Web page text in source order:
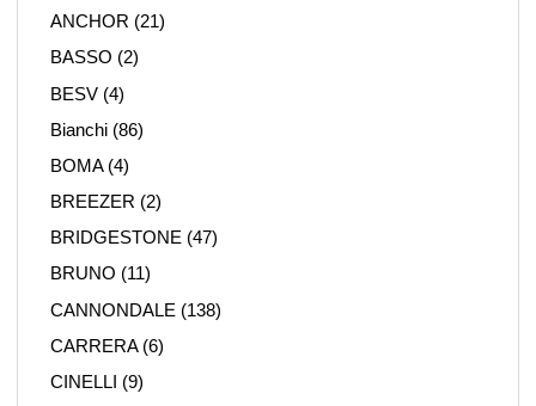
ANCHOR (21)
BASSO (2)
BESV (4)
Bianchi (86)
BOMA(4)
BREEZER (2)
BRIDGESTONE (47)
BRUNO (11)
CANNONDALE (138)
CARRERA(6)
CINELLI (9)